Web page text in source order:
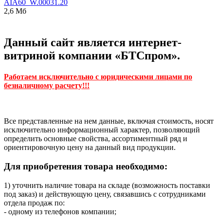
AIA60_W.00031.20
2,6 Мб
Данный сайт является интернет-
витриной компании «БТСпром».
Работаем исключительно с юридическими лицами по
безналичному расчету!!!
Все представленные на нем данные, включая стоимость, носят
исключительно информационный характер, позволяющий
определить основные свойства, ассортиментный ряд и
ориентировочную цену на данный вид продукции.
Для приобретения товара необходимо:
1) уточнить наличие товара на складе (возможность поставки
под заказ) и действующую цену, связавшись с сотрудниками
отдела продаж по:
- одному из телефонов компании;